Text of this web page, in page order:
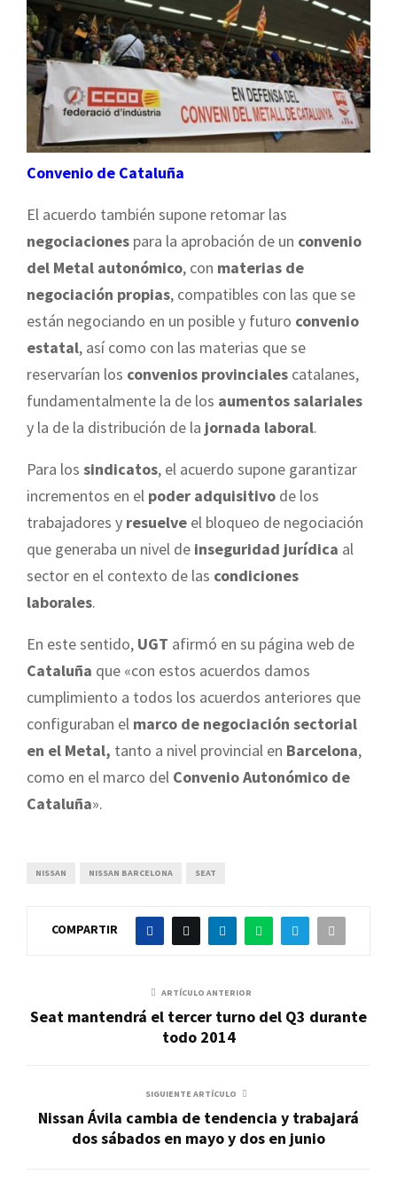
Convenio de Cataluña
El acuerdo también supone retomar las
negociaciones para la aprobación de un convenio
del Metal autonómico, con materias de
negociación propias, compatibles con las que se
están negociando en un posible y futuro convenio
estatal, así como con las materias que se
reservarían los convenios provinciales catalanes,
fundamentalmente la de los aumentos salariales
y la de la distribución de la jornada laboral.
Para los sindicatos, el acuerdo supone garantizar
incrementos en el poder adquisitivo de los
trabajadores y resuelve el bloqueo de negociación
que generaba un nivel de inseguridad jurídica al
sector en el contexto de las condiciones
laborales.
En este sentido, UGT afirmó en su página web de
Cataluña que «con estos acuerdos damos
cumplimiento a todos los acuerdos anteriores que
configuraban el marco de negociación sectorial
en el Metal, tanto a nivel provincial en Barcelona,
como en el marco del Convenio Autonómico de
Cataluña».
NISSAN NISSAN BARCELONA SEAT
COMPARTIR
ARTÍCULO ANTERIOR
Seat mantendrá el tercer turno del Q3 durante
todo 2014
SIGUIENTE ARTÍCULO
Nissan Ávila cambia de tendencia y trabajará
dos sábados en mayo y dos en junio